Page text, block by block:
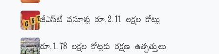
జీఎస్‌టీ వసూళ్లు రూ.2.11 లక్షల కోట్లు
రూ.1.78 లక్షల కోట్లకు రక్షణ ఉత్పత్తులు